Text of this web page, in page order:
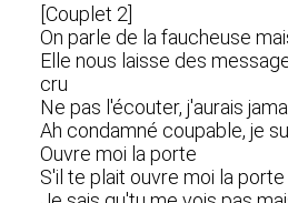
[Couplet 2]
On parle de la faucheuse
Elle nous laisse des
cru
Ne pas l'écouter, j'aurais
Ah condamné coupable, je
Ouvre moi la porte
S'il te plait ouvre moi la porte